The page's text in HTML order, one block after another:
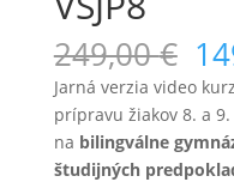
249,00€
Jarná verzia video
prípravu žiakov 8. a
na bilingválne
študijných